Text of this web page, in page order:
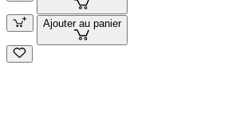
Ajouter au panier